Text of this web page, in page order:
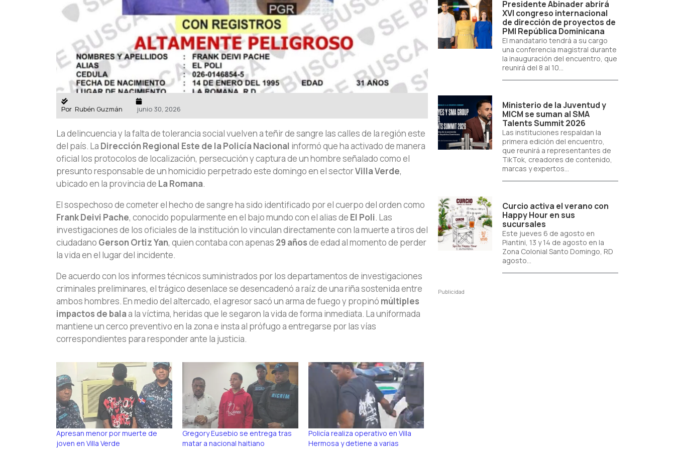
Por Rubén Guzmán junio 30, 2026
La delincuencia y la falta de tolerancia social vuelven a teñir de sangre las calles de la región este
del país. La Dirección Regional Este de la Policía Nacional informó que ha activado de manera
oficial los protocolos de localización, persecución y captura de un hombre señalado como el
presunto responsable de un homicidio perpetrado este domingo en el sectorVilla Verde,
ubicado en la provincia de La Romana.
El sospechoso de cometer el hecho de sangre ha sido identificado por el cuerpo del orden como
Frank Deivi Pache, conocido popularmente en el bajo mundo con el alias de El Poli. Las
investigaciones de los oficiales de la institución lo vinculan directamente con la muerte a tiros del
ciudadano Gerson Ortiz Yan, quien contaba con apenas 29 añosde edad al momento de perder
la vida en el lugar del incidente.
De acuerdo con los informes técnicos suministrados por los departamentos de investigaciones
criminales preliminares, el trágico desenlace se desencadenó a raíz de una riña sostenida entre
ambos hombres. En medio del altercado, el agresor sacó un arma de fuego y propinó múltiples
impactos de balaa la víctima, heridas que le segaron la vida de forma inmediata. La uniformada
mantiene un cerco preventivo en la zona e insta al prófugo a entregarse por las vías
correspondientes para responder ante la justicia.
Apresan menor por muerte de
joven en Villa Verde
Gregory Eusebio se entrega tras
matar a nacional haitiano
Policía realiza operativo en Villa
Hermosa y detiene a varias
Presidente Abinader abrirá
XVI congreso internacional
de dirección de proyectos de
PMI República Dominicana
El mandatario tendrá a su cargo
una conferencia magistral durante
la inauguración del encuentro, que
reunirá del 8 al 10...
Ministerio de la Juventud y
MICM se suman al SMA
Talents Summit 2026
Las instituciones respaldan la
primera edición del encuentro,
que reunirá a representantes de
TikTok, creadores de contenido,
marcas y expertos...
Curcio activa el verano con
Happy Hour en sus
sucursales
Este jueves 6 de agosto en
Piantini, 13 y 14 de agosto en la
Zona Colonial Santo Domingo, RD
agosto...
Publicidad